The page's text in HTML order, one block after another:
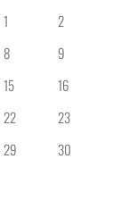
1
2
8
9
15
16
22
23
29
30